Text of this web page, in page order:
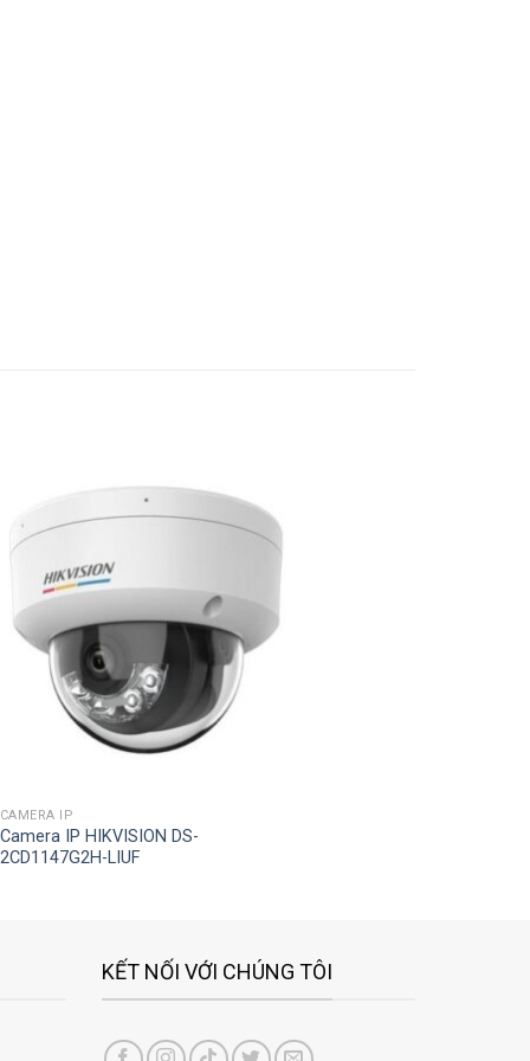
CAMERA IP
Camera IP HIKVISION DS-
2CD1147G2H-LIUF
KẾT NỐI VỚI CHÚNG TÔI